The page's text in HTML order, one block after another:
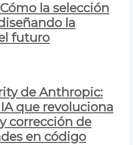
la selección
la
futuro
de Anthropic:
que revoluciona
corrección de
en código